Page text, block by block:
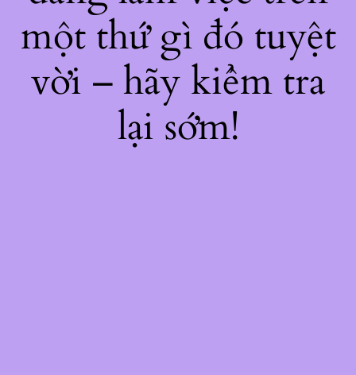
một thứ gì đó tuyệt
vời – hãy kiểm tra
lại sớm!